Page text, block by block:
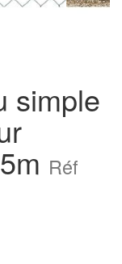
simple
Réf